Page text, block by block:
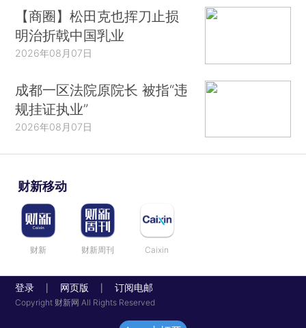
【商圈】松田克也挥刀止损
明治折戟中国乳业
2026年08月07日
成都一区法院原院长 被指“违
规挂证执业”
2026年08月07日
财新移动
财新 财新周刊 Caixin
登录 网页版 订阅电邮
Copyright 财新网 All Rights Reserved